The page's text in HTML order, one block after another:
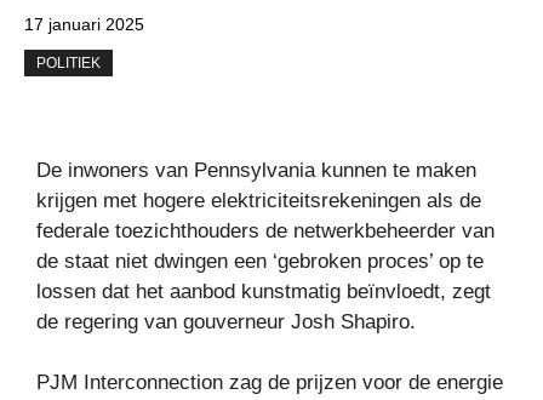
17 januari 2025
POLITIEK
De inwoners van Pennsylvania kunnen te maken
krijgen met hogere elektriciteitsrekeningen als de
federale toezichthouders de netwerkbeheerder van
de staat niet dwingen een ‘gebroken proces’ op te
lossen dat het aanbod kunstmatig beïnvloedt, zegt
de regering van gouverneur Josh Shapiro.
PJM Interconnection zag de prijzen voor de energie